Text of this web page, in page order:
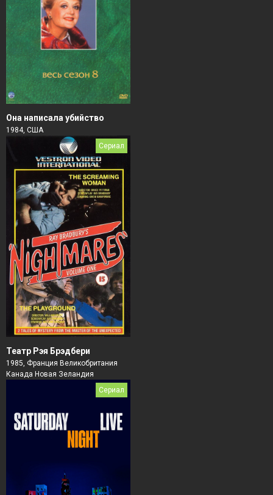
Она написала убийство
1984, США
Сериал
Театр Рэя Брэдбери
1985, Франция Великобритания
Канада Новая Зеландия
Сериал